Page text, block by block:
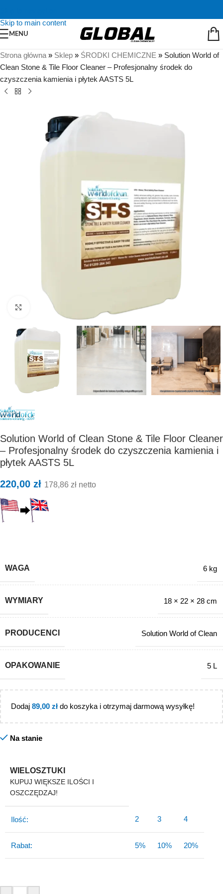
Skip to main content
MENU
Strona główna » Sklep » ŚRODKI CHEMICZNE » Solution World of
Clean Stone & Tile Floor Cleaner – Profesjonalny środek do
czyszczenia kamienia i płytek AASTS 5L
Kliknij, aby powiększyć
Solution World of Clean Stone & Tile Floor Cleaner
– Profesjonalny środek do czyszczenia kamienia i
płytek AASTS 5L
220,00 zł 178,86 zł netto
WAGA 6 kg
WYMIARY 18 × 22 × 28 cm
PRODUCENCI Solution World of Clean
OPAKOWANIE 5 L
Dodaj 89,00 zł do koszyka i otrzymaj darmową wysyłkę!
Na stanie
WIELOSZTUKI
KUPUJ WIĘKSZE ILOŚCI I
OSZCZĘDZAJ!
Ilość: 2 3 4
Rabat: 5% 10% 20%